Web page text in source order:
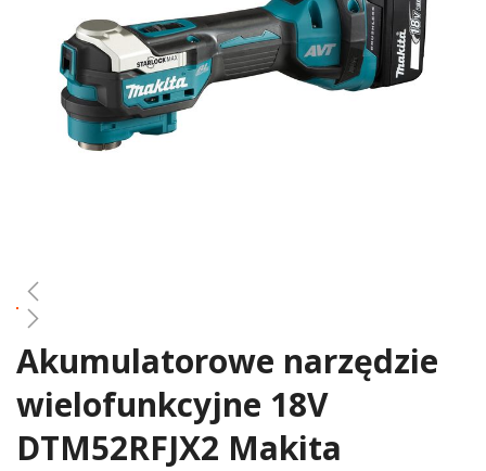
Skip
to
the
beginning
of
Akumulatorowe narzędzie
wielofunkcyjne 18V
DTM52RFJX2 Makita